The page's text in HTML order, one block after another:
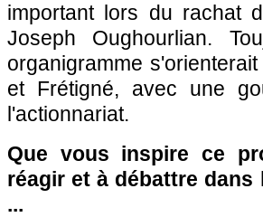
important lors du rachat
Joseph Oughourlian.
organigramme
et Frétigné, avec une
l'actionnariat.
Que vous inspire ce
réagir et à débattre dans
...